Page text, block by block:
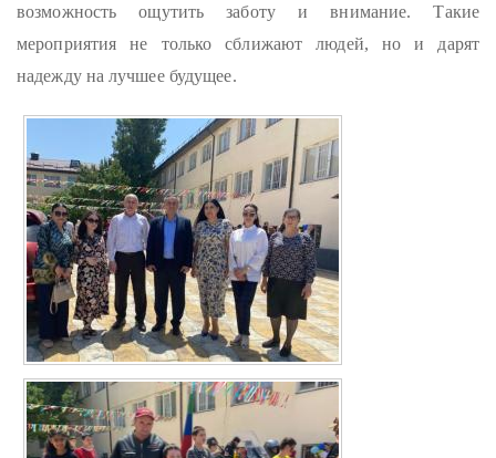
возможность ощутить заботу и внимание. Такие
мероприятия не только сближают людей, но и дарят
надежду на лучшее будущее.